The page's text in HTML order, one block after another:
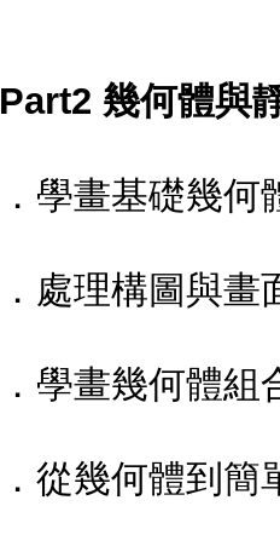
Part2 幾何體與
．學畫基礎幾何
．處理構圖與畫
．學畫幾何體組
．從幾何體到簡